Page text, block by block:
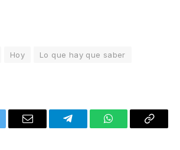
Hoy
Lo que hay que saber
Email TelegramWhatsAppCopy